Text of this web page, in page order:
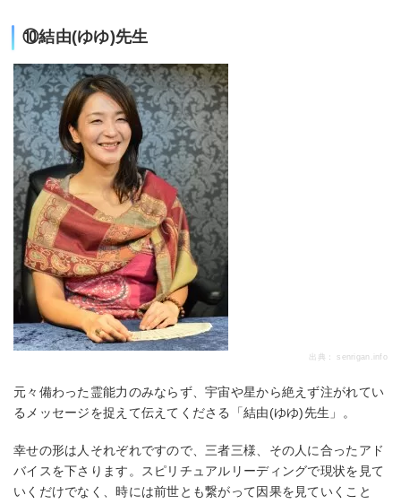
⑩結由(ゆゆ)先生
出典： senrigan.info
元々備わった霊能力のみならず、宇宙や星から絶えず注がれてい
るメッセージを捉えて伝えてくださる「結由(ゆゆ)先生」。
幸せの形は人それぞれですので、三者三様、その人に合ったアド
バイスを下さります。スピリチュアルリーディングで現状を見て
いくだけでなく、時には前世とも繋がって因果を見ていくこと